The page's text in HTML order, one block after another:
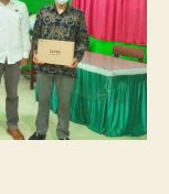
Sekolah
Swasta
Penerima
Bantuan
Peralatan
TIK